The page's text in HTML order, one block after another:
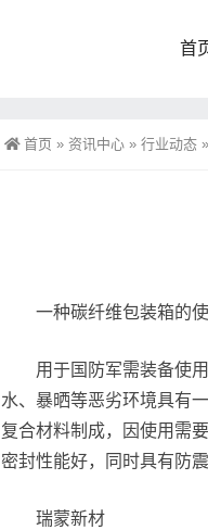
首
首页 » 资讯中心 » 行业动态 »
一种碳纤维包装箱的
用于国防军需装备使
水、暴晒等恶劣环境具有
复合材料制成，因使用需
密封性能好，同时具有防
瑞蒙新材